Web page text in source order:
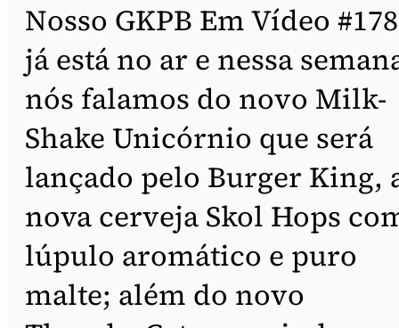
Nosso GKPB Em Vídeo #178
já está no ar e nessa
nós falamos do novo Milk-
Shake Unicórnio que será
lançado pelo Burger King,
nova cerveja Skol Hops
lúpulo aromático e puro
malte; além do novo